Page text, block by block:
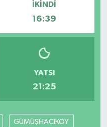
İKINDI
16:39
YATSI
21:25
GÜMÜŞHACIKÖY